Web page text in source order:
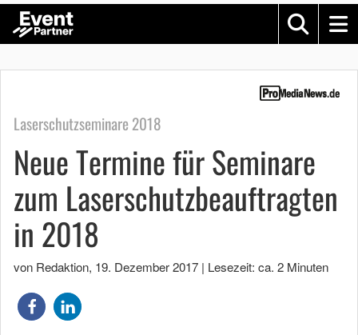
Laserschutzseminare 2018
Neue Termine für Seminare
zum Laserschutzbeauftragten
in 2018
von Redaktion, 19. Dezember 2017 | Lesezeit: ca. 2 Minuten